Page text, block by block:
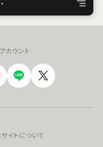
カウント
イトについて